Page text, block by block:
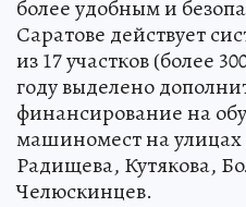
более удобным и
Саратове действует
из 17 участков (более
году выделено
финансирование на
машиномест на улицах
Радищева, Кутякова,
Челюскинцев.